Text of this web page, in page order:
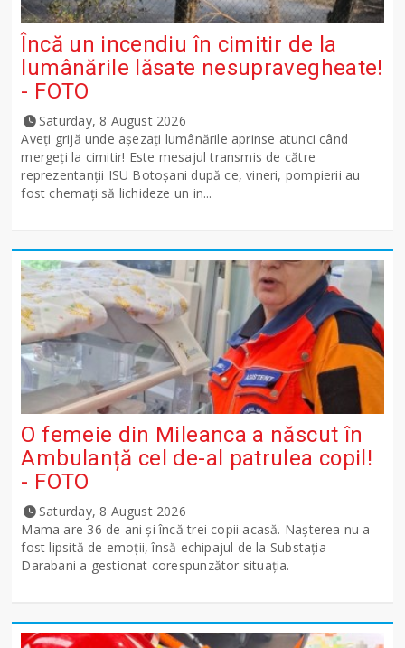
Încă un incendiu în cimitir de la
lumânările lăsate nesupravegheate!
- FOTO
Saturday, 8 August 2026
Aveți grijă unde așezați lumânările aprinse atunci când
mergeți la cimitir! Este mesajul transmis de către
reprezentanții ISU Botoșani după ce, vineri, pompierii au
fost chemați să lichideze un in...
O femeie din Mileanca a născut în
Ambulanță cel de-al patrulea copil!
- FOTO
Saturday, 8 August 2026
Mama are 36 de ani și încă trei copii acasă. Nașterea nu a
fost lipsită de emoții, însă echipajul de la Substația
Darabani a gestionat corespunzător situația.